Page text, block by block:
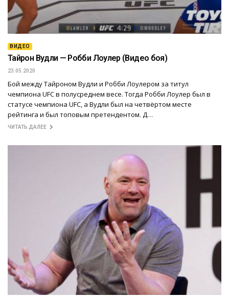
ВИДЕО
Тайрон Вудли — Робби Лоулер (Видео боя)
23.05.2020
Бой между Тайроном Вудли и Робби Лоулером за титул
чемпиона UFC в полусреднем весе. Тогда Робби Лоулер был в
статусе чемпиона UFC, а Вудли был на четвёртом месте
рейтинга и был топовым претендентом. Д…
ЧИТАТЬ ДАЛЕЕ